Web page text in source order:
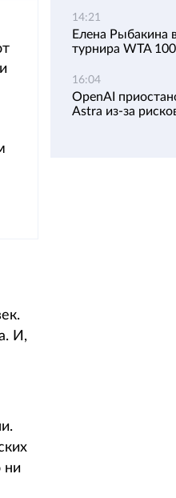
И,
ни
14:21
Елена Рыбакина
турнира WTA
16:04
OpenAI
Astra из-за